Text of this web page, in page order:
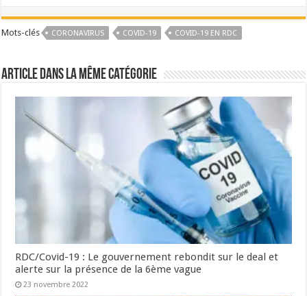
Mots-clés CORONAVIRUS COVID-19 COVID-19 EN RDC
Article dans la même catégorie
RDC/Covid-19 : Le gouvernement rebondit sur le deal et
alerte sur la présence de la 6ème vague
23 novembre 2022